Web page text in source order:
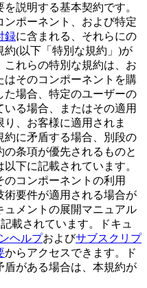
説明する基本契約です。
ポーネント、および特定
録に含まれる、それらにの
(以下「 特別な規約 」)が
れらの特別な規約は、お
そのコンポーネントを購
た場合、特定のユーザーの
る場合、またはその適用
、お客様に適用されま
に矛盾する場合、別段の
条項が優先されるものと
下に記載されています。
コンポーネントの利用
術要件が適用される場合が
ュメントの展開マニュアル
載されています。ドキュ
ヘルプおよびサブスクリプ
からアクセスできます。ド
盾がある場合は、本規約が